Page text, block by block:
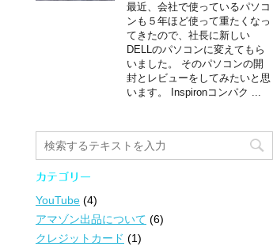
最近、会社で使っているパソコ
ンも５年ほど使って重たくなっ
てきたので、社長に新しい
DELLのパソコンに変えてもら
いました。 そのパソコンの開
封とレビューをしてみたいと思
います。 Inspironコンパク ...
カテゴリー
YouTube (4)
アマゾン出品について (6)
クレジットカード (1)